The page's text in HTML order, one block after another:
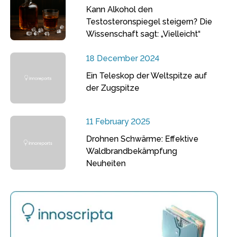
Kann Alkohol den
Testosteronspiegel steigern? Die
Wissenschaft sagt: „Vielleicht“
18 December 2024
Ein Teleskop der Weltspitze auf
der Zugspitze
11 February 2025
Drohnen Schwärme: Effektive
Waldbrandbekämpfung
Neuheiten